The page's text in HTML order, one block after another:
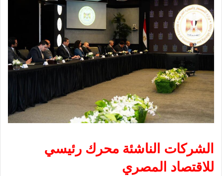
الشركات الناشئة محرك رئيسي
للاقتصاد المصري